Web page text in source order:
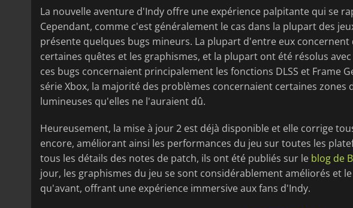
La nouvelle aventure d'Indy offre une expérience palpitante qui se
Cependant, comme c'est généralement le cas dans la plupart des
présente quelques bugs mineurs. La plupart d'entre eux
certaines quêtes et les graphismes, et la plupart ont été résolus
ces bugs concernaient principalement les fonctions DLSS et Frame
série Xbox, la majorité des problèmes concernaient certaines
lumineuses qu'elles ne l'auraient dû.
Heureusement, la mise à jour 2 est déjà disponible et elle corrige
encore, améliorant ainsi les performances du jeu sur toutes les
tous les détails des notes de patch, ils ont été publiés sur le blog de
jour, les graphismes du jeu se sont considérablement améliorés et
qu'avant, offrant une expérience immersive aux fans d'Indy.